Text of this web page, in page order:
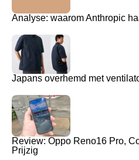
Analyse: waarom Anthropic
Japans overhemd met
Review: Oppo Reno16 Pro,
Prijzig